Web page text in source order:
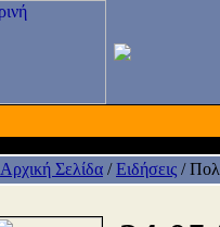
Αρχική Σελίδα /Ειδήσεις /